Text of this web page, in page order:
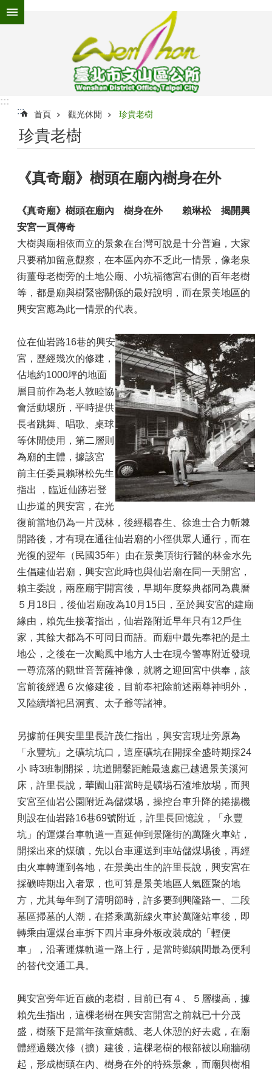
跳到主要內容區塊
為
民
服
務
識
文
山
區
政
導
鄰
里
資
訊
防
災
災
資
訊
網
(Disaster
prevention
response)
府
資
公
開
專
區
放
資
區
資
料
專
區
觀
光
閒
兵
專
區
人
政
策
性
別
平
:::
:::
首頁 觀光休閒 珍貴老樹
珍貴老樹
《真奇廟》樹頭在廟內樹身在外
《真奇廟》樹頭在廟內 樹身在外 賴琳松 揭開興
安宮一頁傳奇
大樹與廟相依而立的景象在台灣可說是十分普遍，大家
只要稍加留意觀察，在本區內亦不乏此一情景，像老泉
街薑母老樹旁的土地公廟、小坑福德宮右側的百年老樹
等，都是廟與樹緊密關係的最好說明，而在景美地區的
興安宮應為此一情景的代表。
位在仙岩路16巷的興安
宮，歷經幾次的修建，
佔地約1000坪的地面
層目前作為老人敦睦協
會活動埸所，平時提供
長者跳舞、唱歌、桌球
等休閒使用，第二層則
為廟的主體，據該宮
前主任委員賴琳松先生
指出 ，臨近仙跡岩登
山步道的興安宮，在光
復前當地仍為一片茂林，後經楊春生、徐進士合力斬棘
開路後，才有現在通往仙岩廟的小徑供眾人通行，而在
光復的翌年（民國35年）由在景美頂街行醫的林金水先
生倡建仙岩廟，興安宮此時也與仙岩廟在同一天開宮，
賴主委說，兩座廟宇開宮後，早期年度祭典都同為農曆
５月18日，後仙岩廟改為10月15日，至於興安宮的建廟
緣由，賴先生接著指出，仙岩路附近早年只有12戶住
家，其餘大都為不可同日而語。而廟中最先奉祀的是土
地公，之後在一次颱風中地方人士在現今警專附近發現
一尊流落的觀世音菩薩神像，就將之迎回宮中供奉，該
宮前後經過６次修建後，目前奉祀除前述兩尊神明外，
又陸續增祀呂洞賓、太子爺等諸神。
另據前任興安里里長許茂仁指出，興安宮現址旁原為
「永豐坑」之礦坑坑口，這座礦坑在開採全盛時期採24
小 時3班制開採，坑道開鑿距離最遠處已越過景美溪河
床，許里長說，華園山莊當時是礦埸石渣堆放埸，而興
安宮至仙岩公園附近為儲煤埸，操控台車升降的捲揚機
則設在仙岩路16巷69號附近，許里長回憶說，「永豐
坑」的運煤台車軌道一直延伸到景隆街的萬隆火車站，
開採出來的煤礦，先以台車運送到車站儲煤埸後，再經
由火車轉運到各地，在景美出生的許里長說，興安宮在
採礦時期出入者眾，也可算是景美地區人氣匯聚的地
方，尤其每年到了清明節時，許多要到興隆路一、二段
墓區掃墓的人潮，在搭乘萬新線火車於萬隆站車後，即
轉乘由運煤台車拆下四片車身外板改裝成的「輕便
車」，沿著運煤軌道一路上行，是當時鄉鎮間最為便利
的替代交通工具。
興安宮旁年近百歲的老樹，目前已有４、５層樓高，據
賴先生指出，這棵老樹在興安宮開宮之前就已十分茂
盛，樹蔭下是當年孩童嬉戲、老人休憩的好去處，在廟
體經過幾次修（擴）建後，這棵老樹的根部被以廟牆砌
起，形成樹頭在內、樹身在外的特殊景象，而廟與樹相